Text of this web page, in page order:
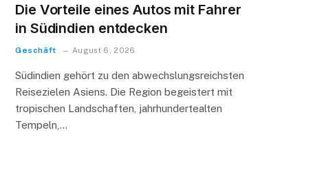
Die Vorteile eines Autos mit Fahrer
in Südindien entdecken
Geschäft August 6, 2026
Südindien gehört zu den abwechslungsreichsten
Reisezielen Asiens. Die Region begeistert mit
tropischen Landschaften, jahrhundertealten
Tempeln,…